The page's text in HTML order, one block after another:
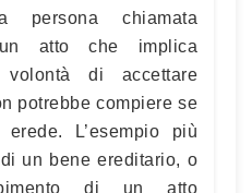
persona chiamata
un atto che implica
volontà di accettare
potrebbe compiere se
L’esempio più
un bene ereditario, o
di un atto